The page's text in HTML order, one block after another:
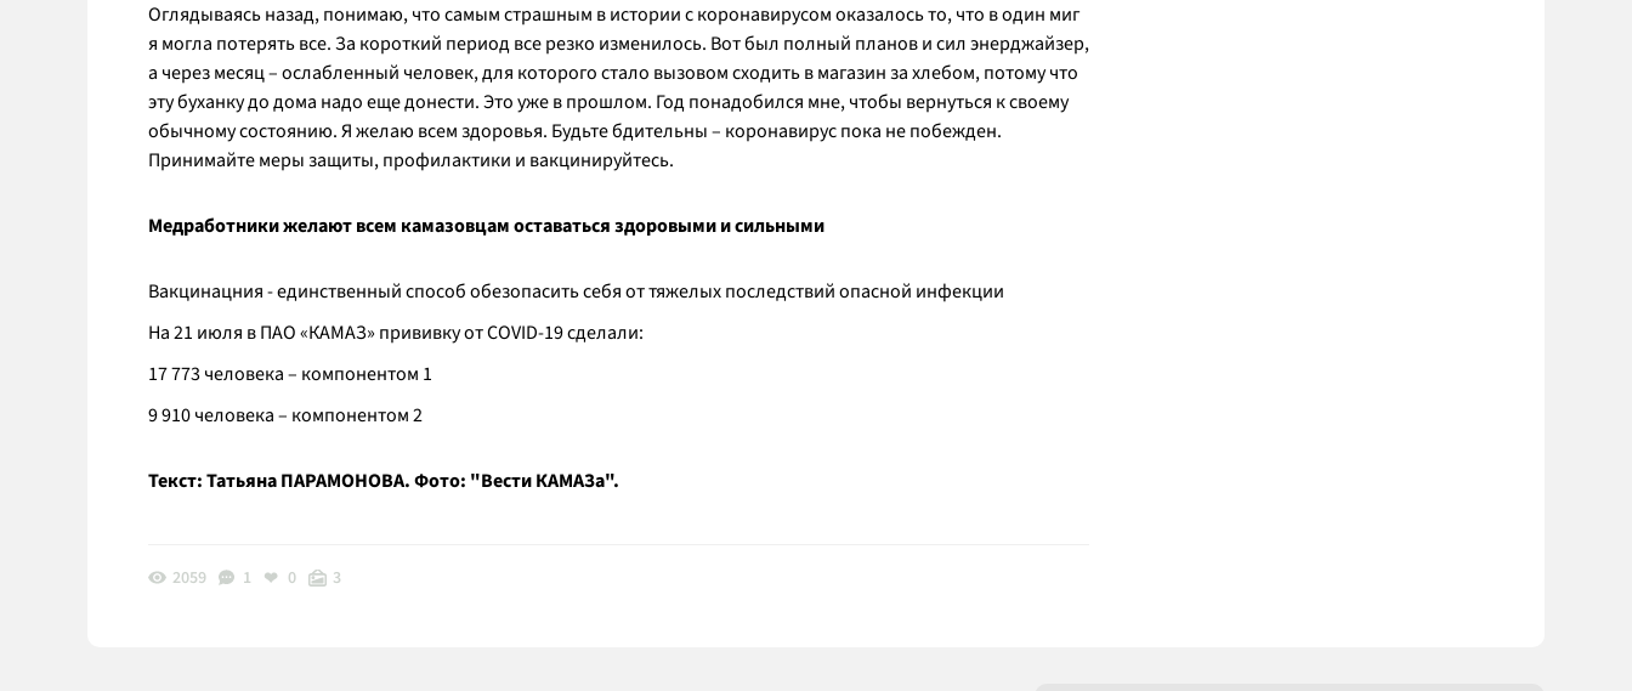
Оглядываясь назад, понимаю, что самым страшным в истории с коронавирусом оказалось то, что в один миг
я могла потерять все. За короткий период все резко изменилось. Вот был полный планов и сил энерджайзер,
а через месяц – ослабленный человек, для которого стало вызовом сходить в магазин за хлебом, потому что
эту буханку до дома надо еще донести. Это уже в прошлом. Год понадобился мне, чтобы вернуться к своему
обычному состоянию. Я желаю всем здоровья. Будьте бдительны – коронавирус пока не побежден.
Принимайте меры защиты, профилактики и вакцинируйтесь.
Медработники желают всем камазовцам оставаться здоровыми и сильными
Вакцинацния - единственный способ обезопасить себя от тяжелых последствий опасной инфекции
На 21 июля в ПАО «КАМАЗ» прививку от COVID-19 сделали:
17 773 человека – компонентом 1
9 910 человека – компонентом 2
Текст: Татьяна ПАРАМОНОВА. Фото: "Вести КАМАЗа".
2059 1 0 3